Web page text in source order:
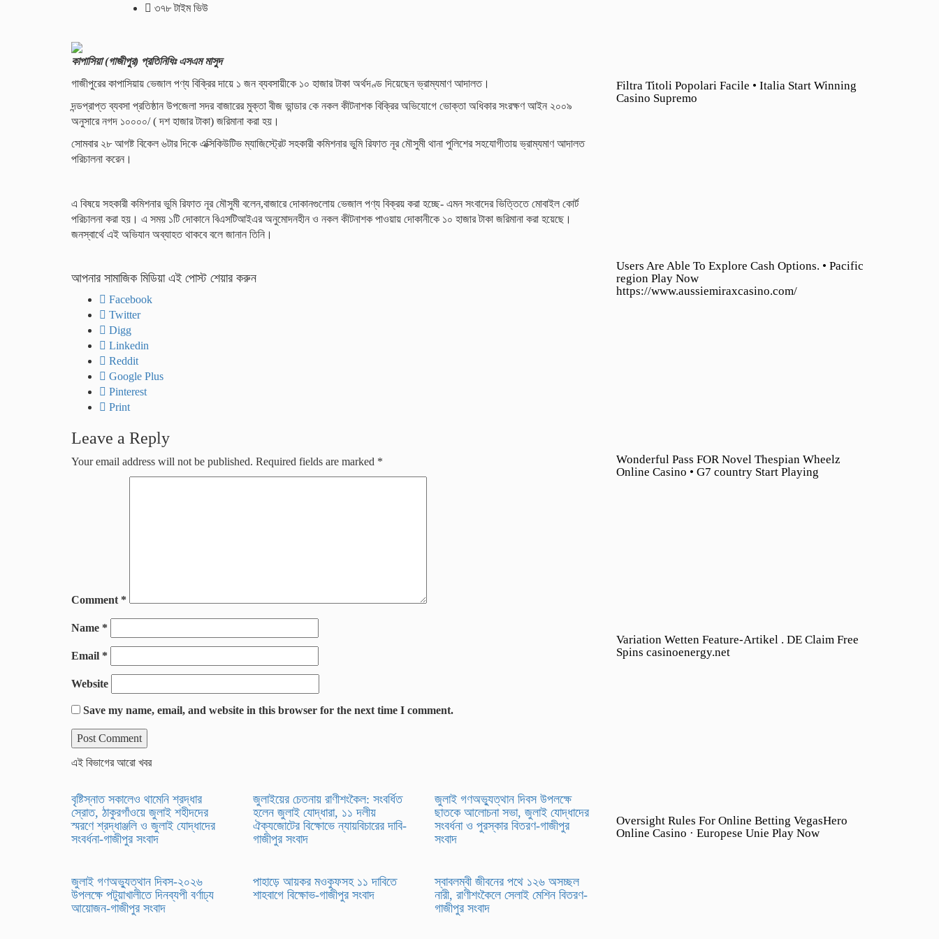
৩৭৮ টাইম ভিউ
কাপাসিয়া (গাজীপুর) প্রতিনিধিঃ এসএম মাসুদ
গাজীপুরের কাপাসিয়ায় ভেজাল পণ্য বিক্রির দায়ে ১ জন ব্যবসায়ীকে ১০ হাজার টাকা অর্থদণ্ড দিয়েছেন ভ্রাম্যমাণ আদালত।
দন্ডপ্রাপ্ত ব্যবসা প্রতিষ্ঠান উপজেলা সদর বাজারের মুক্তা বীজ ভান্ডার কে নকল কীটনাশক বিক্রির অভিযোগে ভোক্তা অধিকার সংরক্ষণ আইন ২০০৯
অনুসারে নগদ ১০০০০/ ( দশ হাজার টাকা) জরিমানা করা হয়।
সোমবার ২৮ আগষ্ট বিকেল ৬টার দিকে এক্সিকিউটিভ ম্যাজিস্ট্রেট সহকারী কমিশনার ভুমি রিফাত নূর মৌসুমী থানা পুলিশের সহযোগীতায় ভ্রাম্যমাণ আদালত
পরিচালনা করেন।
এ বিষয়ে সহকারী কমিশনার ভুমি রিফাত নূর মৌসুমী বলেন,বাজারে দোকানগুলোয় ভেজাল পণ্য বিক্রয় করা হচ্ছে- এমন সংবাদের ভিত্তিতে মোবাইল কোর্ট
পরিচালনা করা হয়। এ সময় ১টি দোকানে বিএসটিআইএর অনুমোদনহীন ও নকল কীটনাশক পাওয়ায় দোকানীকে ১০ হাজার টাকা জরিমানা করা হয়েছে।
জনস্বার্থে এই অভিযান অব্যাহত থাকবে বলে জানান তিনি।
আপনার সামাজিক মিডিয়া এই পোস্ট শেয়ার করুন
Facebook
Twitter
Digg
Linkedin
Reddit
Google Plus
Pinterest
Print
Leave a Reply
Your email address will not be published. Required fields are marked *
Comment *
Name *
Email *
Website
Save my name, email, and website in this browser for the next time I comment.
এই বিভাগের আরো খবর
বৃষ্টিস্নাত সকালেও থামেনি শ্রদ্ধার
স্রোত, ঠাকুরগাঁওয়ে জুলাই শহীদদের
স্মরণে শ্রদ্ধাঞ্জলি ও জুলাই যোদ্ধাদের
সংবর্ধনা-গাজীপুর সংবাদ
জুলাইয়ের চেতনায় রাণীশংকৈল: সংবর্ধিত
হলেন জুলাই যোদ্ধারা, ১১ দলীয়
ঐক্যজোটের বিক্ষোভে ন্যায়বিচারের দাবি-
গাজীপুর সংবাদ
জুলাই গণঅভ্যুত্থান দিবস উপলক্ষে
ছাতকে আলোচনা সভা, জুলাই যোদ্ধাদের
সংবর্ধনা ও পুরস্কার বিতরণ-গাজীপুর
সংবাদ
জুলাই গণঅভ্যুত্থান দিবস-২০২৬
উপলক্ষে পটুয়াখালীতে দিনব্যপী বর্ণাঢ্য
আয়োজন-গাজীপুর সংবাদ
পাহাড়ে আয়কর মওকুফসহ ১১ দাবিতে
শাহবাগে বিক্ষোভ-গাজীপুর সংবাদ
স্বাবলম্বী জীবনের পথে ১২৬ অসচ্ছল
নারী, রাণীশংকৈলে সেলাই মেশিন বিতরণ-
গাজীপুর সংবাদ
Filtra Titoli Popolari Facile • Italia Start Winning
Casino Supremo
Users Are Able To Explore Cash Options. • Pacific
region Play Now
https://www.aussiemiraxcasino.com/
Wonderful Pass FOR Novel Thespian Wheelz
Online Casino • G7 country Start Playing
Variation Wetten Feature-Artikel . DE Claim Free
Spins casinoenergy.net
Oversight Rules For Online Betting VegasHero
Online Casino · Europese Unie Play Now